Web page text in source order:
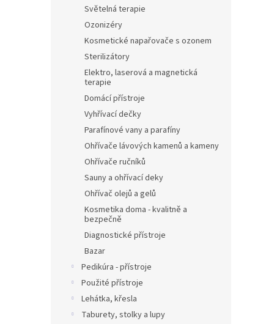
Světelná terapie
Ozonizéry
Kosmetické napařovače s ozonem
Sterilizátory
Elektro, laserová a magnetická
terapie
Domácí přístroje
Vyhřívací dečky
Parafínové vany a parafíny
Ohřívače lávových kamenů a kameny
Ohřívače ručníků
Sauny a ohřívací deky
Ohřívač olejů a gelů
Kosmetika doma - kvalitně a
bezpečně
Diagnostické přístroje
Bazar
Pedikúra - přístroje
Použité přístroje
Lehátka, křesla
Taburety, stolky a lupy